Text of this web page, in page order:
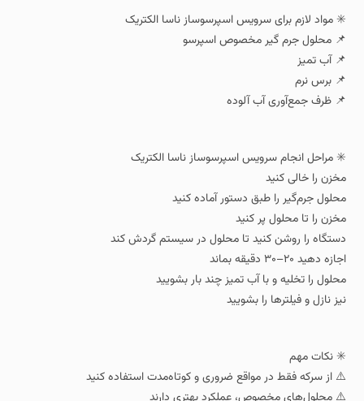
✳️ مواد لازم برای سرویس اسپرسوساز ناسا الکتریک
📌 محلول جرم‌ گیر مخصوص اسپرسو
📌 آب تمیز
📌 برس نرم
📌 ظرف جمع‌آوری آب آلوده
✳️ مراحل انجام سرویس اسپرسوساز ناسا الکتریک
مخزن را خالی کنید
محلول جرم‌گیر را طبق دستور آماده کنید
مخزن را تا محلول پر کنید
دستگاه را روشن کنید تا محلول در سیستم گردش کند
اجازه دهید ۲۰–۳۰ دقیقه بماند
محلول را تخلیه و با آب تمیز چند بار بشویید
نیز نازل و فیلترها را بشویید
✳️ نکات مهم
⚠️ از سرکه فقط در مواقع ضروری و کوتاه‌مدت استفاده کنید